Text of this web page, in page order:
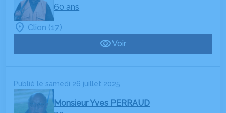
60 ans
Clion (17)
Voir
Publié le samedi 26 juillet 2025
Monsieur Yves PERRAUD